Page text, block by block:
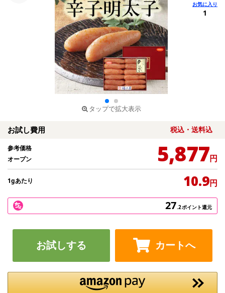
タップで拡大表示
1
お試し費用 税込・送料込
参考価格
オープン
5,877円
1gあたり 10.9円
27.2ポイント還元
お試しする カートへ